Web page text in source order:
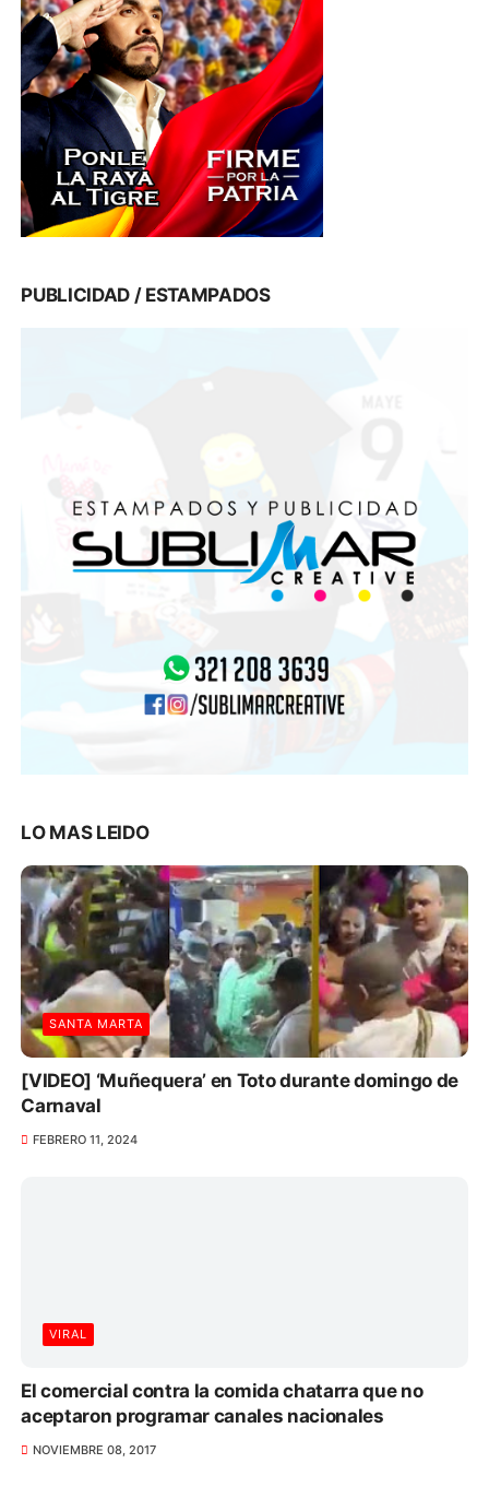
PUBLICIDAD / ESTAMPADOS
LO MAS LEIDO
SANTA MARTA
[VIDEO] ‘Muñequera’ en Toto durante domingo de
Carnaval
FEBRERO 11, 2024
VIRAL
El comercial contra la comida chatarra que no
aceptaron programar canales nacionales
NOVIEMBRE 08, 2017